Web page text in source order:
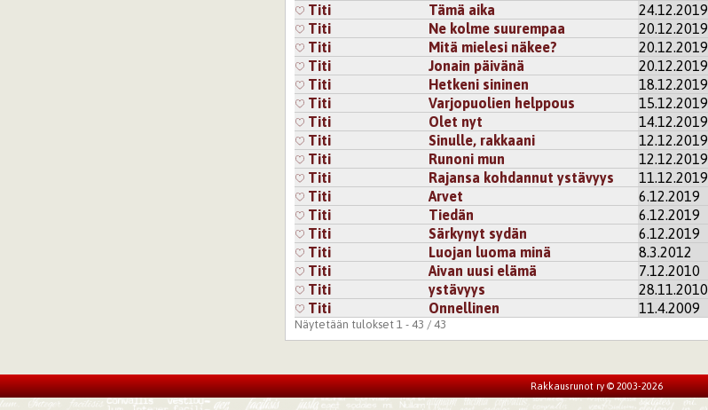
Titi
Tämä aika 24.12.2019
Titi
Ne kolme suurempaa 20.12.2019
Titi
Mitä mielesi näkee? 20.12.2019
Titi
Jonain päivänä 20.12.2019
Titi
Hetkeni sininen 18.12.2019
Titi
Varjopuolien helppous 15.12.2019
Titi
Olet nyt 14.12.2019
Titi
Sinulle, rakkaani 12.12.2019
Titi
Runoni mun 12.12.2019
Titi
Rajansa kohdannut ystävyys 11.12.2019
Titi
Arvet 6.12.2019
Titi
Tiedän 6.12.2019
Titi
Särkynyt sydän 6.12.2019
Titi
Luojan luoma minä 8.3.2012
Titi
Aivan uusi elämä 7.12.2010
Titi
ystävyys 28.11.2010
Titi
Onnellinen 11.4.2009
Näytetään tulokset 1 - 43 / 43
Rakkausrunot ry © 2003-2026